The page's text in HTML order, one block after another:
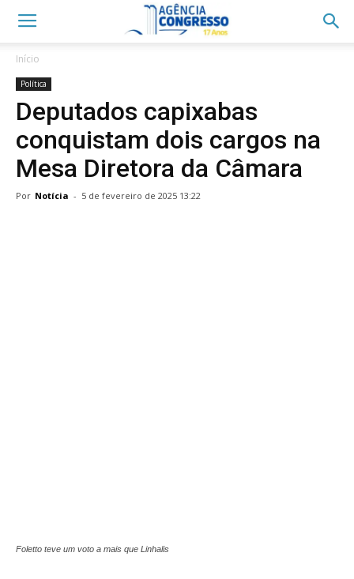
Início
Política
Deputados capixabas
conquistam dois cargos na
Mesa Diretora da Câmara
Por Notícia - 5 de fevereiro de 2025 13:22
Foletto teve um voto a mais que Linhalis